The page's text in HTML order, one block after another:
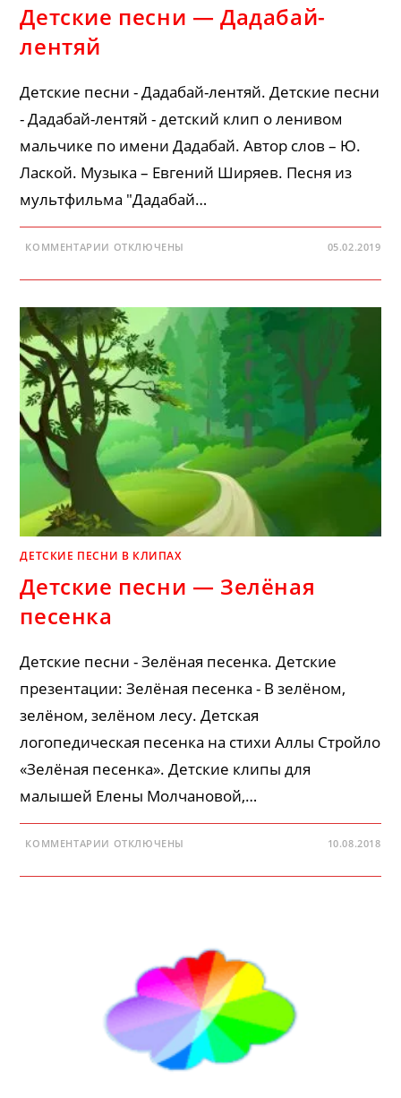
Детские песни — Дадабай-
лентяй
Детские песни - Дадабай-лентяй. Детские песни
- Дадабай-лентяй - детский клип о ленивом
мальчике по имени Дадабай. Автор слов – Ю.
Лаской. Музыка – Евгений Ширяев. Песня из
мультфильма "Дадабай…
КОММЕНТАРИИ К
ПЕСНИ
ДАДАБАЙ-
ЛЕНТЯЙ
ОТКЛЮЧЕНЫ 05.02.2019
ДЕТСКИЕ ПЕСНИ В КЛИПАХ
Детские песни — Зелёная
песенка
Детские песни - Зелёная песенка. Детские
презентации: Зелёная песенка - В зелёном,
зелёном, зелёном лесу. Детская
логопедическая песенка на стихи Аллы Стройло
«Зелёная песенка». Детские клипы для
малышей Елены Молчановой,…
КОММЕНТАРИИ К
ПЕСНИ
ОТКЛЮЧЕНЫ 10.08.2018